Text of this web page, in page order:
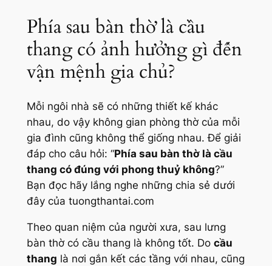
Phía sau bàn thờ là cầu
thang có ảnh hưởng gì đến
vận mệnh gia chủ?
Mỗi ngôi nhà sẽ có những thiết kế khác
nhau, do vậy không gian phòng thờ của mỗi
gia đình cũng không thể giống nhau. Để giải
đáp cho câu hỏi: “Phía sau bàn thờ là cầu
thang có đúng với phong thuỷ không?”
Bạn đọc hãy lắng nghe những chia sẻ dưới
đây của tuongthantai.com
Theo quan niệm của người xưa, sau lưng
bàn thờ có cầu thang là không tốt. Do cầu
thang là nơi gắn kết các tầng với nhau, cũng